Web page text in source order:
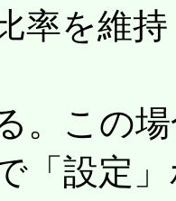
率を維
この場
「設定